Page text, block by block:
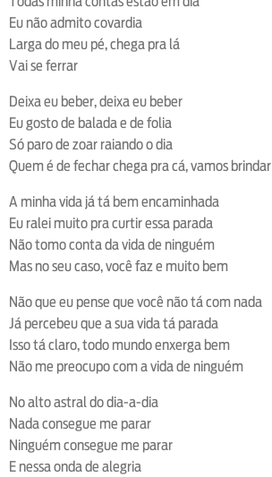
Eu não admito covardia
Larga do meu pé, chega pra lá
Vai se ferrar
Deixa eu beber, deixa eu beber
Eu gosto de balada e de folia
Só paro de zoar raiando o dia
Quem é de fechar chega pra cá, vamos brindar
A minha vida já tá bem encaminhada
Eu ralei muito pra curtir essa parada
Não tomo conta da vida de ninguém
Mas no seu caso, você faz e muito bem
Não que eu pense que você não tá com nada
Já percebeu que a sua vida tá parada
Isso tá claro, todo mundo enxerga bem
Não me preocupo com a vida de ninguém
No alto astral do dia-a-dia
Nada consegue me parar
Ninguém consegue me parar
E nessa onda de alegria